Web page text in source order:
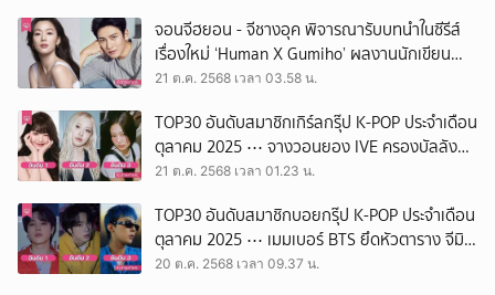
จอนจีฮยอน - จีชางอุค พิจารณารับบทนำในซีรีส์
เรื่องใหม่ ‘Human X Gumiho’ ผลงานนักเขียน
The Beauty Inside
21 ต.ค. 2568 เวลา 03.58 น.
TOP30 อันดับสมาชิกเกิร์ลกรุ๊ป K-POP ประจำเดือน
ตุลาคม 2025 ⋯ จางวอนยอง IVE ครองบัลลังก์
อันดับ 1 ต่อเนื่อง
21 ต.ค. 2568 เวลา 01.23 น.
TOP30 อันดับสมาชิกบอยกรุ๊ป K-POP ประจำเดือน
ตุลาคม 2025 ⋯ เมมเบอร์ BTS ยึดหัวตาราง จีมิน
ครองบัลลังก์อันดับ 1 ต่อเนื่อง
20 ต.ค. 2568 เวลา 09.37 น.